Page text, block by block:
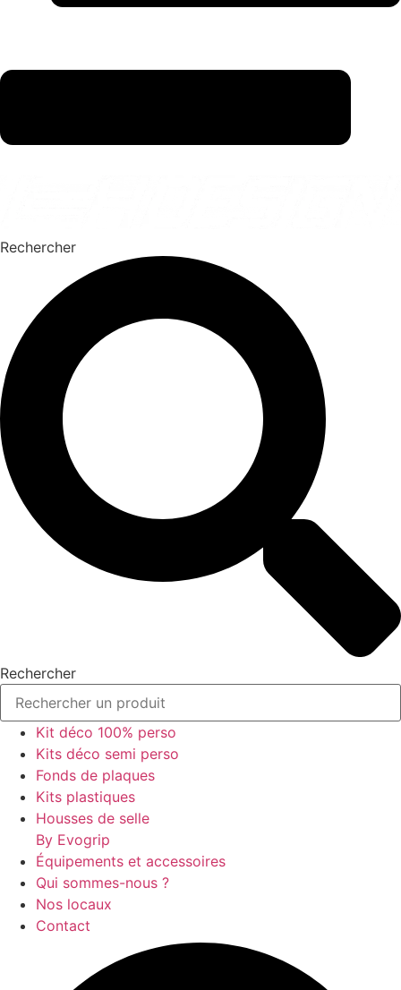
Rechercher
Rechercher
Kit déco 100% perso
Kits déco semi perso
Fonds de plaques
Kits plastiques
Housses de selle
By Evogrip
Équipements et accessoires
Qui sommes-nous ?
Nos locaux
Contact